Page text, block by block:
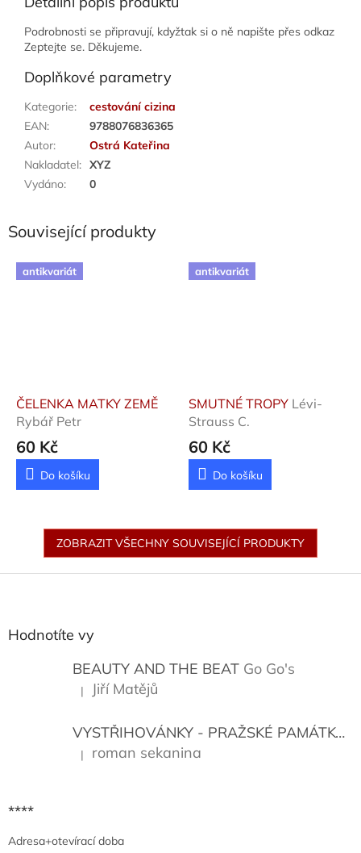
Podrobnosti se připravují, kdyžtak si o ně napište přes odkaz
Zeptejte se. Děkujeme.
Doplňkové parametry
Kategorie:
cestování cizina
EAN:
9788076836365
Autor:
Ostrá Kateřina
Nakladatel: XYZ
Vydáno: 0
Související produkty
antikvariát
ČELENKA MATKY ZEMĚ
Rybář Petr
60 Kč
Do košíku
antikvariát
SMUTNÉ TROPY Lévi-
Strauss C.
60 Kč
Do košíku
ZOBRAZIT VŠECHNY SOUVISEJÍCÍ PRODUKTY
Hodnotíte vy
BEAUTY AND THE BEAT Go Go's
Hodnocení produktu je 5 z 5 hvězdiček.
| Jiří Matějů
VYSTŘIHOVÁNKY - PRAŽSKÉ PAMÁTKY
Hodnocení produktu je 5 z 5 hvězdiček.
| roman sekanina
****
Adresa+otevírací doba